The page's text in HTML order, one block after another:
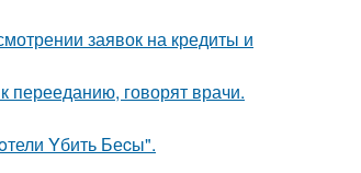
заявок на кредиты и
перееданию, говорят врачи.
Yбить Беcы".